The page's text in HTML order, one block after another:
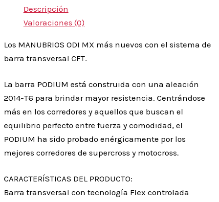
Descripción
Valoraciones (0)
Los MANUBRIOS ODI MX más nuevos con el sistema de
barra transversal CFT.
La barra PODIUM está construida con una aleación
2014-T6 para brindar mayor resistencia. Centrándose
más en los corredores y aquellos que buscan el
equilibrio perfecto entre fuerza y comodidad, el
PODIUM ha sido probado enérgicamente por los
mejores corredores de supercross y motocross.
CARACTERÍSTICAS DEL PRODUCTO:
Barra transversal con tecnología Flex controlada